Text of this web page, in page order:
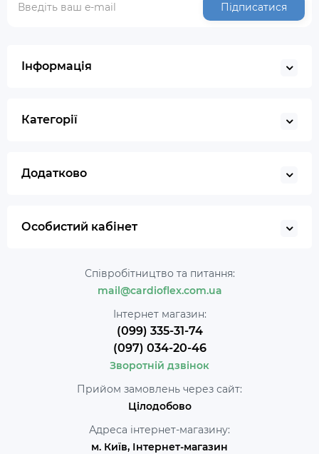
Підписатися
Інформація
Категорії
Додатково
Особистий кабінет
Співробітництво та питання:
mail@cardioflex.com.ua
Інтернет магазин:
(099) 335-31-74
(097) 034-20-46
Зворотній дзвінок
Прийом замовлень через сайт:
Цілодобово
Адреса інтернет-магазину:
м. Київ, Інтернет-магазин